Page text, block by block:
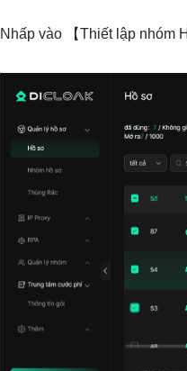
Nhấp vào 【Thiết lập nhóm